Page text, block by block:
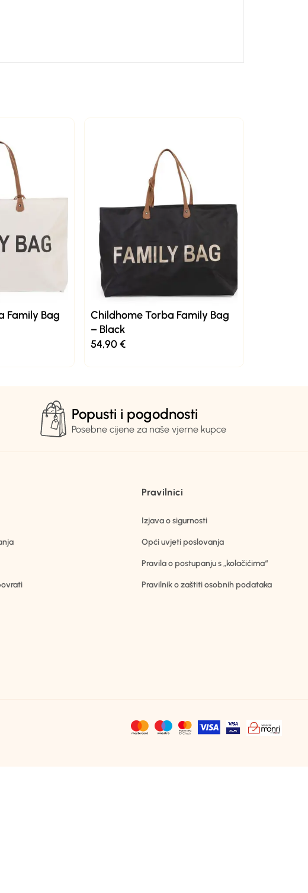
Family Bag
Childhome Torba Family Bag
– Black
54,90€
Popusti i pogodnosti
Posebne cijene za naše vjerne kupce
Pravilnici
Izjava o sigurnosti
Opći uvjeti poslovanja
Pravila o postupanju s „kolačićima“
Pravilnik o zaštiti osobnih podataka